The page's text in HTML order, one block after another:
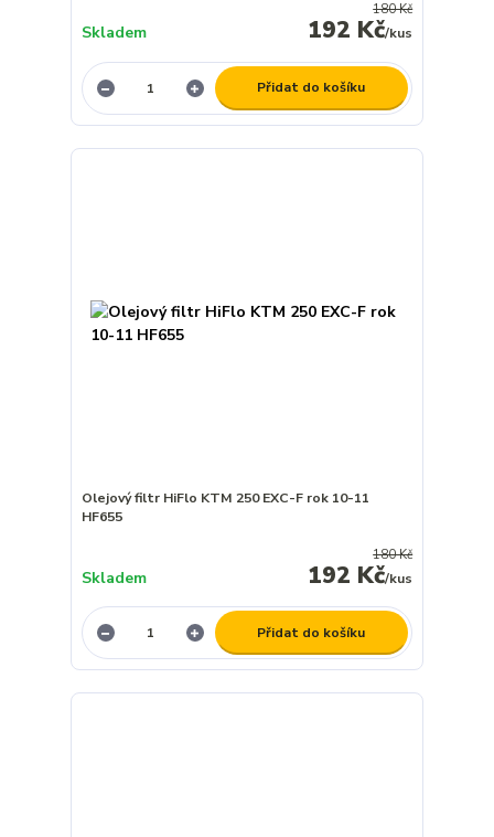
180 Kč
192 Kč/kus
Skladem
Přidat do košíku
Olejový filtr HiFlo KTM 250 EXC-F rok 10-11
HF655
180 Kč
192 Kč/kus
Skladem
Přidat do košíku